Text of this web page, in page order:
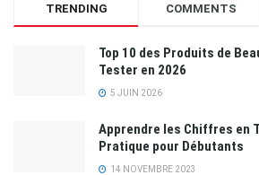
TRENDING COMMENTS
Top 10 des Produits de
Tester en 2026
5 JUIN 2026
Apprendre les Chiffres en
Pratique pour Débutants
14 NOVEMBRE 2023